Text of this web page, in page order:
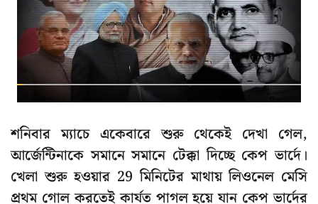
শনিবার ম্যাচে একেবারে শুরু থেকেই দেখা গেল,
আর্জেন্টিনাকে সমানে সমানে টেক্কা দিচ্ছে কেপ ভার্দে।
খেলা শুরু হওয়ার 29 মিনিটের মাথায় লিওনেল মেসি
প্রথম গোল করতেই কার্যত পাগল হয়ে যান কেপ ভার্দের